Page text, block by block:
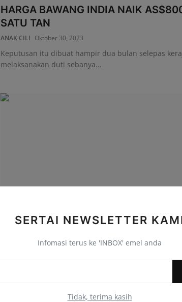
SERTAI NEWSLETTER
Infomasi terus ke 'INBOX' emel anda
Tidak, terima kasih
HARGA BAWANG INDIA NAIK
SATU TAN
ANAK CILI Oktober 30, 2023
Keputusan itu dibuat hampir dua bulan selepas
melaksanakan duti sebanya...
RINGGIT KEMBALI MENINGKAT,
TINGGI BERBANDING DOL...
Malaysia Bhd Dr Mohd Afzanizam A...